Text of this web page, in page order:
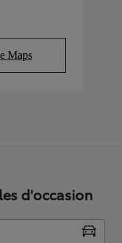
Maps
tab)
d'occasion